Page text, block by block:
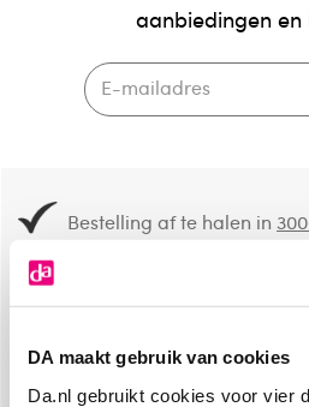
DA maakt gebruik van cookies
Da.nl gebruikt cookies voor vier
aanbiedingen en
Bestelling af te halen in
8.6 uit4.106